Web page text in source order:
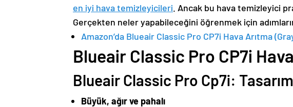
en iyi hava temizleyicileri. Ancak bu hava temizleyici
Gerçekten neler yapabileceğini öğrenmek için
Amazon’da Blueair Classic Pro CP7i Hava Arıtma
Blueair Classic Pro CP7i
Blueair Classic Pro Cp7i: Tasarım
Büyük, ağır ve pahalı